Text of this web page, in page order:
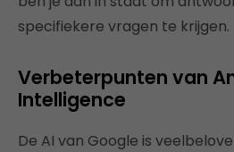
specifiekere vragen te krijgen.
Verbeterpunten van
Intelligence
De AI van Google is